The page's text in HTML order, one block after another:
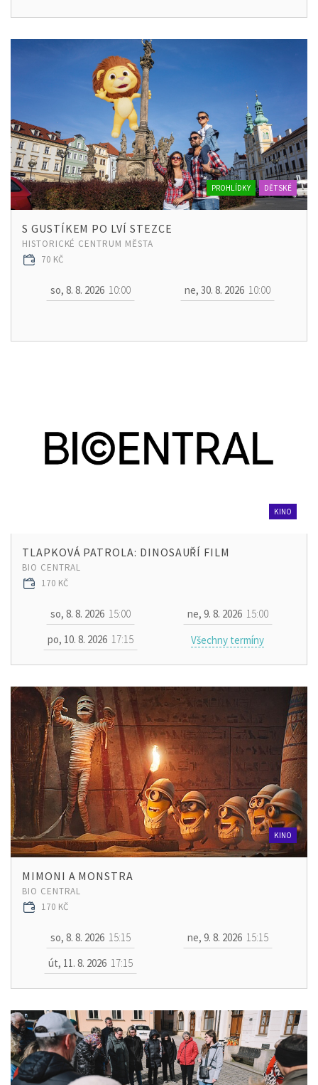
PROHLÍDKY DĚTSKÉ
S GUSTÍKEM PO LVÍ STEZCE
HISTORICKÉ CENTRUM MĚSTA
70 KČ
so, 8. 8. 2026 10:00 ne, 30. 8. 2026 10:00
KINO
TLAPKOVÁ PATROLA: DINOSAUŘÍ FILM
BIO CENTRAL
170 KČ
so, 8. 8. 2026 15:00 ne, 9. 8. 2026 15:00
po, 10. 8. 2026 17:15 Všechny termíny
KINO
MIMONI A MONSTRA
BIO CENTRAL
170 KČ
so, 8. 8. 2026 15:15 ne, 9. 8. 2026 15:15
út, 11. 8. 2026 17:15